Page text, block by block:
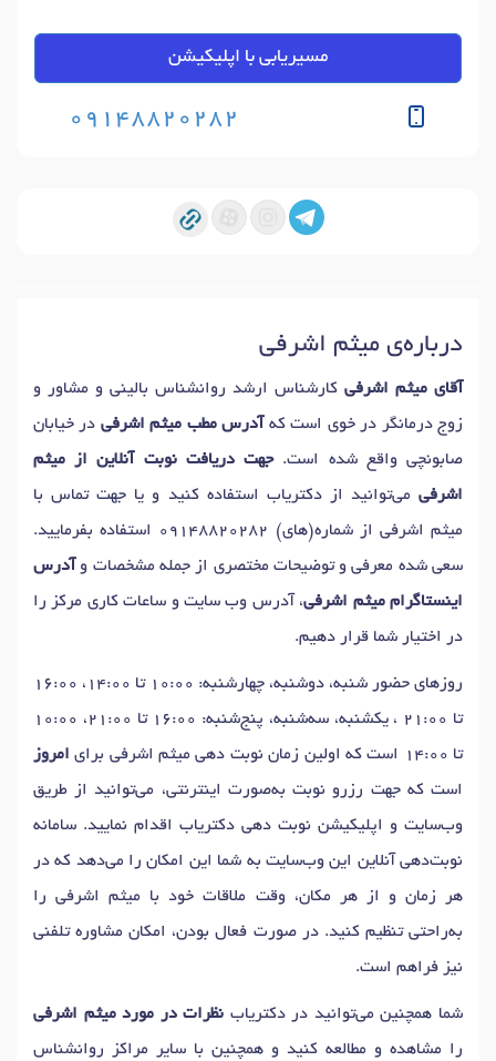
مسیریابی با اپلیکیشن
09148820282
درباره‌ی میثم اشرفی
آقای میثم اشرفی کارشناس ارشد روانشناس بالینی و مشاور و
زوج درمانگر در خوی است که آدرس مطب میثم اشرفی در خیابان
صابونچی واقع شده است.جهت دریافت نوبت آنلاین از میثم
اشرفی می‌توانید از دکتریاب استفاده کنید و یا جهت تماس با
میثم اشرفی از شماره(های) 09148820282
استفاده بفرمایید.
سعی شده معرفی و توضیحات مختصری از جمله مشخصات و آدرس
اینستاگرام میثم اشرفی، آدرس وب سایت و ساعات کاری مرکز را
در اختیار شما قرار دهیم.
روزهای حضور شنبه، دوشنبه، چهارشنبه: 10:00 تا 14:00، 16:00
تا 21:00 ، یکشنبه، سه‌شنبه، پنج‌شنبه: 16:00 تا 21:00، 10:00
تا 14:00 است که اولین زمان نوبت دهی میثم اشرفی برای
امروز
است که جهت رزرو نوبت به‌صورت اینترنتی، می‌توانید از طریق
وب‌سایت و اپلیکیشن نوبت دهی دکتریاب اقدام نمایید. سامانه
نوبت‌دهی آنلاین این وب‌سایت به شما این امکان را می‌دهد که در
هر زمان و از هر مکان، وقت ملاقات خود با میثم اشرفی را
به‌راحتی تنظیم کنید. در صورت فعال بودن، امکان مشاوره تلفنی
نیز فراهم است.
شما همچنین می‌توانید در دکتریاب نظرات در مورد میثم اشرفی
را مشاهده و مطالعه کنید و همچنین با سایر مراکز روانشناس